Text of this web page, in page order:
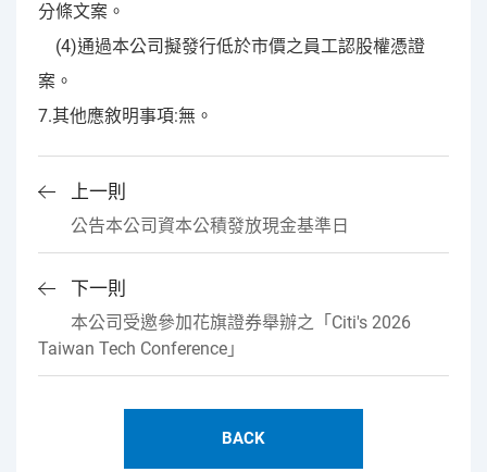
分條文案。
(4)通過本公司擬發行低於市價之員工認股權憑證
案。
7.其他應敘明事項:無。
上一則
公告本公司資本公積發放現金基準日
下一則
本公司受邀參加花旗證券舉辦之「Citi's 2026
Taiwan Tech Conference」
BACK